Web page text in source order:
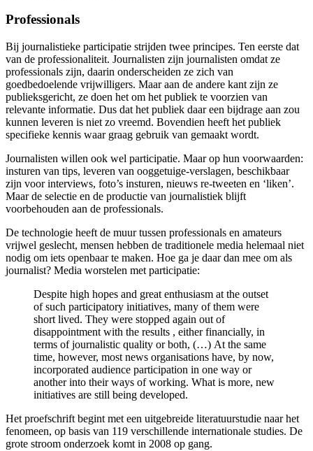
Professionals
Bij journalistieke participatie strijden twee principes. Ten eerste dat
van de professionaliteit. Journalisten zijn journalisten omdat ze
professionals zijn, daarin onderscheiden ze zich van
goedbedoelende vrijwilligers. Maar aan de andere kant zijn ze
publieksgericht, ze doen het om het publiek te voorzien van
relevante informatie. Dus dat het publiek daar een bijdrage aan zou
kunnen leveren is niet zo vreemd. Bovendien heeft het publiek
specifieke kennis waar graag gebruik van gemaakt wordt.
Journalisten willen ook wel participatie. Maar op hun voorwaarden:
insturen van tips, leveren van ooggetuige-verslagen, beschikbaar
zijn voor interviews, foto’s insturen, nieuws re-tweeten en ‘liken’.
Maar de selectie en de productie van journalistiek blijft
voorbehouden aan de professionals.
De technologie heeft de muur tussen professionals en amateurs
vrijwel geslecht, mensen hebben de traditionele media helemaal niet
nodig om iets openbaar te maken. Hoe ga je daar dan mee om als
journalist? Media worstelen met participatie:
Despite high hopes and great enthusiasm at the outset
of such participatory initiatives, many of them were
short lived. They were stopped again out of
disappointment with the results , either financially, in
terms of journalistic quality or both, (…) At the same
time, however, most news organisations have, by now,
incorporated audience participation in one way or
another into their ways of working. What is more, new
initiatives are still being developed.
Het proefschrift begint met een uitgebreide literatuurstudie naar het
fenomeen, op basis van 119 verschillende internationale studies. De
grote stroom onderzoek komt in 2008 op gang.